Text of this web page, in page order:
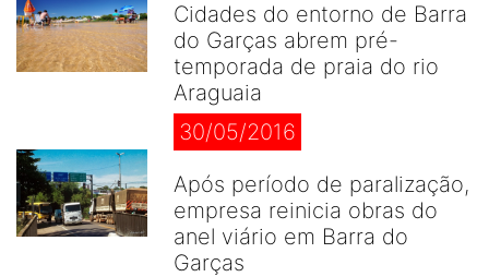
Cidades do entorno de Barra
do Garças abrem pré-
temporada de praia do rio
Araguaia
30/05/2016
Após período de paralização,
empresa reinicia obras do
anel viário em Barra do
Garças